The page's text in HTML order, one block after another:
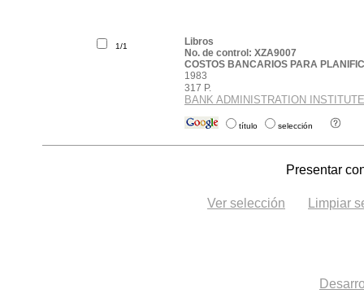
1/1
Libros
No. de control: XZA9007
COSTOS BANCARIOS PARA
1983
317 P.
BANK ADMINISTRATION INSTITUTE
título selección
Presentar
Ver selección Limpiar